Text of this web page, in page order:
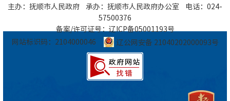
主办：抚顺市人民政府 承办：抚顺市人民政府办公室 电话：024-
57500376
备案/许可证号：辽ICP备05001193号
网站标识码：2104000046
辽公网安备 21040202000093号